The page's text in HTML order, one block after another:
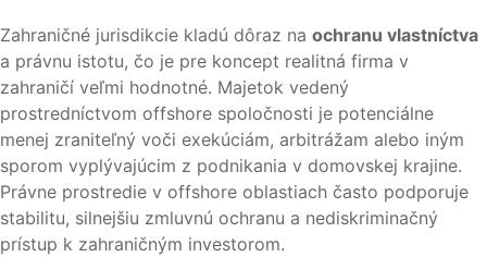
Zahraničné jurisdikcie kladú dôraz na ochranu vlastníctva
a právnu istotu, čo je pre koncept realitná firma v
zahraničí veľmi hodnotné. Majetok vedený
prostredníctvom offshore spoločnosti je potenciálne
menej zraniteľný voči exekúciám, arbitrážam alebo iným
sporom vyplývajúcim z podnikania v domovskej krajine.
Právne prostredie v offshore oblastiach často podporuje
stabilitu, silnejšiu zmluvnú ochranu a nediskriminačný
prístup k zahraničným investorom.